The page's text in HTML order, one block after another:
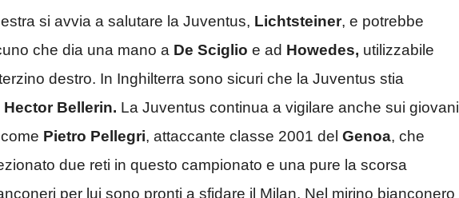
si avvia a salutare la Juventus, Lichtsteiner, e potrebbe
che dia una mano a De Sciglio e ad Howedes, utilizzabile
destro. In Inghilterra sono sicuri che la Juventus stia
Hector Bellerin. La Juventus continua a vigilare anche sui giovani
Pietro Pellegri, attaccante classe 2001 del Genoa, che
due reti in questo campionato e una pure la scorsa
per lui sono pronti a sfidare il Milan. Nel mirino bianconero